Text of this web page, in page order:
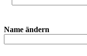
Name ändern